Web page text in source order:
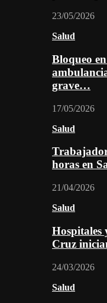
23/05/2026
Salud
Bloqueo
grave…
17/05/2026
Salud
horas en
21/04/2026
Salud
Hospitales
Cruz
24/03/2026
Salud